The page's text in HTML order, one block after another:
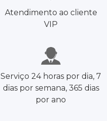
Atendimento ao cliente
VIP
Serviço 24 horas por dia, 7
dias por semana, 365 dias
por ano